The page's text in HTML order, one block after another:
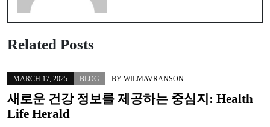
Related Posts
MARCH 17, 2025 BLOG BY WILMAVRANSON
새로운 건강 정보를 제공하는 중심지: Health
Life Herald